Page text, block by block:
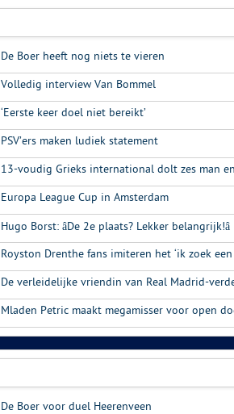
De Boer heeft nog niets te vieren
Volledig interview Van Bommel
‘Eerste keer doel niet bereikt’
PSV’ers maken ludiek statement
13-voudig Grieks international dolt zes man
Europa League Cup in Amsterdam
Hugo Borst: âDe 2e plaats? Lekker belangrijk!â
Royston Drenthe fans imiteren het ‘ik zoek
De verleidelijke vriendin van Real Madrid-
Mladen Petric maakt megamisser voor open
De Boer voor duel Heerenveen